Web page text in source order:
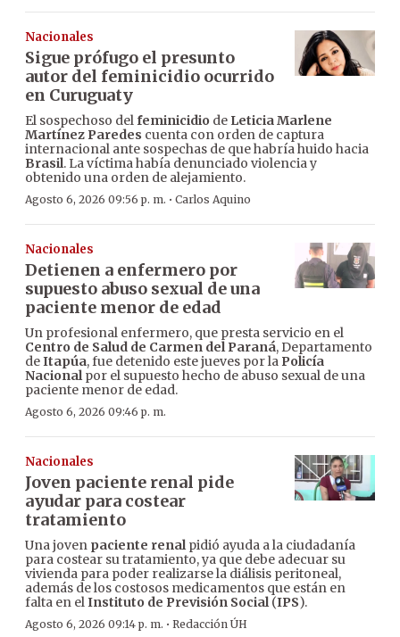
Nacionales
Sigue prófugo el presunto
autor del feminicidio ocurrido
en Curuguaty
El sospechoso delfeminicidio de Leticia Marlene
Martínez Paredes cuenta con orden de captura
internacional ante sospechas de que habría huido hacia
Brasil. La víctima había denunciado violencia y
obtenido una orden de alejamiento.
Agosto 6, 2026 09:56 p. m. · Carlos Aquino
Nacionales
Detienen a enfermero por
supuesto abuso sexual de una
paciente menor de edad
Un profesional enfermero, que presta servicio en el
Centro de Salud de Carmen del Paraná, Departamento
deItapúa, fue detenido este jueves por la Policía
Nacionalpor el supuesto hecho de abuso sexual de una
paciente menor de edad.
Agosto 6, 2026 09:46 p. m.
Nacionales
Joven paciente renal pide
ayudar para costear
tratamiento
Una joven paciente renalpidió ayuda a la ciudadanía
para costear su tratamiento, ya que debe adecuar su
vivienda para poder realizarse la diálisis peritoneal,
además de los costosos medicamentos que están en
falta en elInstituto de Previsión Social(IPS).
Agosto 6, 2026 09:14 p. m. · Redacción ÚH